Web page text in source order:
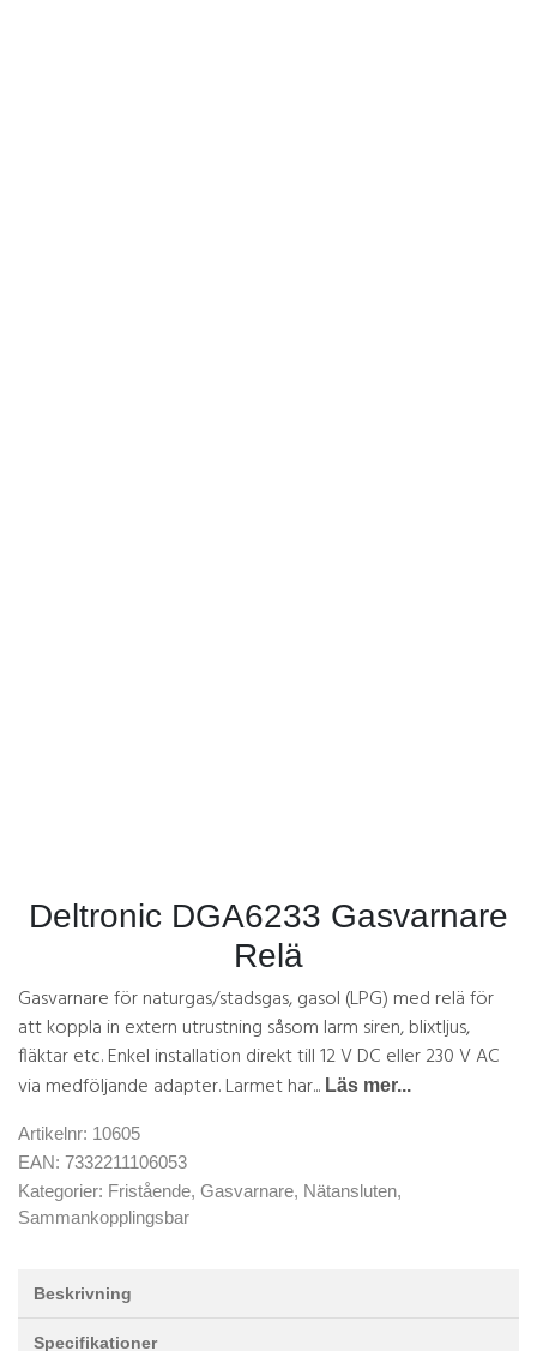
Deltronic DGA6233 Gasvarnare
Relä
Gasvarnare för naturgas/stadsgas, gasol (LPG) med relä för
att koppla in extern utrustning såsom larm siren, blixtljus,
fläktar etc. Enkel installation direkt till 12 V DC eller 230 V AC
via medföljande adapter. Larmet har... Läs mer...
Artikelnr: 10605
EAN: 7332211106053
Kategorier: Fristående, Gasvarnare, Nätansluten,
Sammankopplingsbar
Beskrivning
Specifikationer